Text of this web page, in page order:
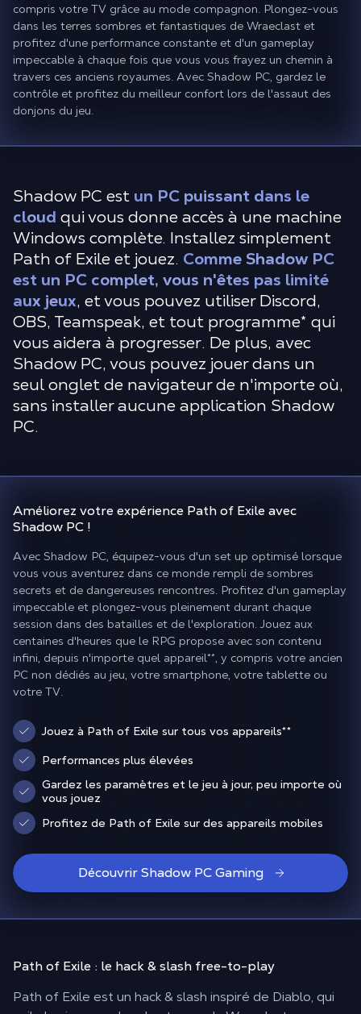
compris votre TV grâce au mode compagnon. Plongez-vous
dans les terres sombres et fantastiques de Wraeclast et
profitez d'une performance constante et d'un gameplay
impeccable à chaque fois que vous vous frayez un chemin à
travers ces anciens royaumes. Avec Shadow PC, gardez le
contrôle et profitez du meilleur confort lors de l'assaut des
donjons du jeu.
Shadow PC est un PC puissant dans le
cloud qui vous donne accès à une machine
Windows complète. Installez simplement
Path of Exile et jouez. Comme Shadow PC
est un PC complet, vous n'êtes pas limité
aux jeux, et vous pouvez utiliser Discord,
OBS, Teamspeak, et tout programme* qui
vous aidera à progresser. De plus, avec
Shadow PC, vous pouvez jouer dans un
seul onglet de navigateur de n'importe où,
sans installer aucune application Shadow
PC.
Améliorez votre expérience Path of Exile avec
Shadow PC !
Avec Shadow PC, équipez-vous d'un set up optimisé lorsque
vous vous aventurez dans ce monde rempli de sombres
secrets et de dangereuses rencontres. Profitez d'un gameplay
impeccable et plongez-vous pleinement durant chaque
session dans des batailles et de l'exploration. Jouez aux
centaines d'heures que le RPG propose avec son contenu
infini, depuis n'importe quel appareil**, y compris votre ancien
PC non dédiés au jeu, votre smartphone, votre tablette ou
votre TV.
Jouez à Path of Exile sur tous vos appareils**
Performances plus élevées
Gardez les paramètres et le jeu à jour, peu importe où
vous jouez
Profitez de Path of Exile sur des appareils mobiles
Découvrir Shadow PC Gaming
Path of Exile : le hack & slash free-to-play
Path of Exile est un hack & slash inspiré de Diablo, qui